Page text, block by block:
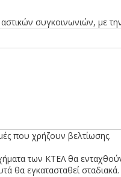
συγκοινωνιών, με
που χρήζουν βελτίωσης.
των ΚΤΕΛ θα
θα εγκατασταθεί σταδιακά.